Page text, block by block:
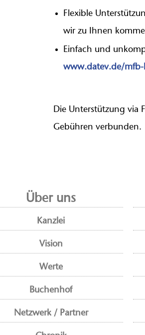
Flexible
wir zu Ihnen
Einfach und
www.datev.de/mfb-
Die Unterstützung via
Gebühren verbunden.
Über uns
Kanzlei
Vision
Werte
Buchenhof
Netzwerk / Partner